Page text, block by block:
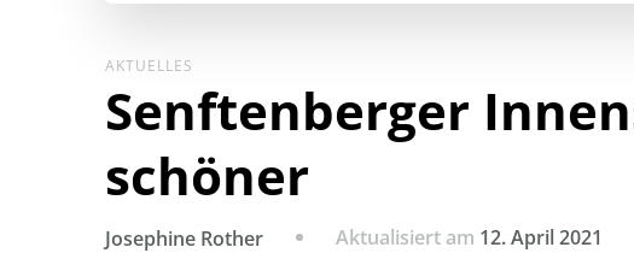
AKTUELLES
Senftenberger
schöner
Josephine Rother Aktualisiert am 12. April 2021